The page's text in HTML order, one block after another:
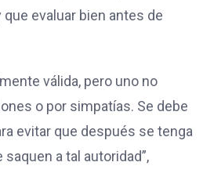
evaluar bien antes de
válida, pero uno no
o por simpatías. Se debe
evitar que después se tenga
a tal autoridad”,